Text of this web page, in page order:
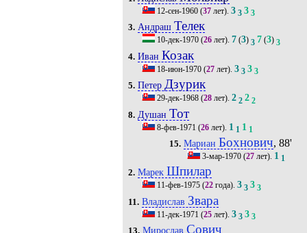
12-сен-1960(37лет). 3 3 3 3
3. Андраш Телек
10-дек-1970(26лет). 7(3) 3 7(3) 3
4. Иван Козак
18-июн-1970(27лет). 3 3 3 3
5. Петер Дзурик
29-дек-1968(28лет). 2 2 2 2
8. Душан Тот
8-фев-1971 (26лет). 1 1 1 1
15. Мариан Бохнович, 88'
3-мар-1970 (27 лет). 1 1
2. Марек Шпилар
11-фев-1975(22года). 3 3 3 3
11. Владислав Звара
11-дек-1971 (25лет). 3 3 3 3
13. Мирослав Сович